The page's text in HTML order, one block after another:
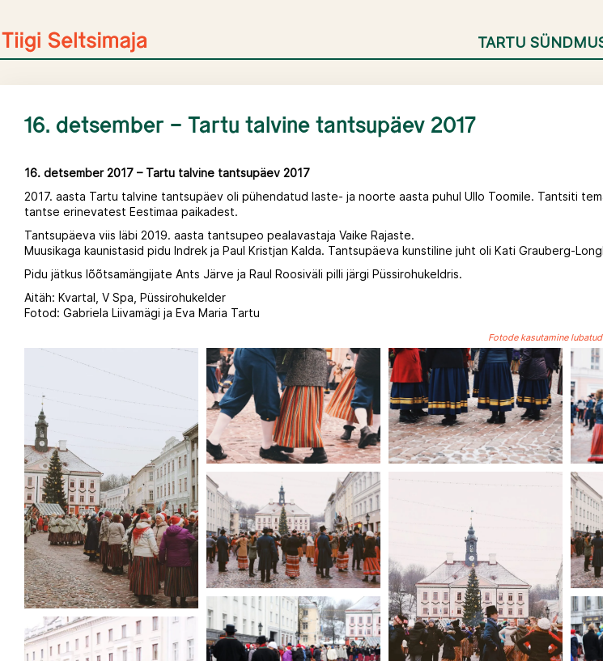
content
TARTU
16. detsember – Tartu talvine tantsupäev 2017
16. detsember 2017 – Tartu talvine tantsupäev 2017
2017. aasta Tartu talvine tantsupäev oli pühendatud laste- ja noorte aasta puhul Ullo Toomile. Tantsiti
tantse erinevatest Eestimaa paikadest.
Tantsupäeva viis läbi 2019. aasta tantsupeo pealavastaja Vaike Rajaste.
Muusikaga kaunistasid pidu Indrek ja Paul Kristjan Kalda. Tantsupäeva kunstiline juht oli Kati Grauberg-
Pidu jätkus lõõtsamängijate Ants Järve ja Raul Roosiväli pilli järgi Püssirohukeldris.
Aitäh: Kvartal, V Spa, Püssirohukelder
Fotod: Gabriela Liivamägi ja Eva Maria Tartu
Fotode kasutamine